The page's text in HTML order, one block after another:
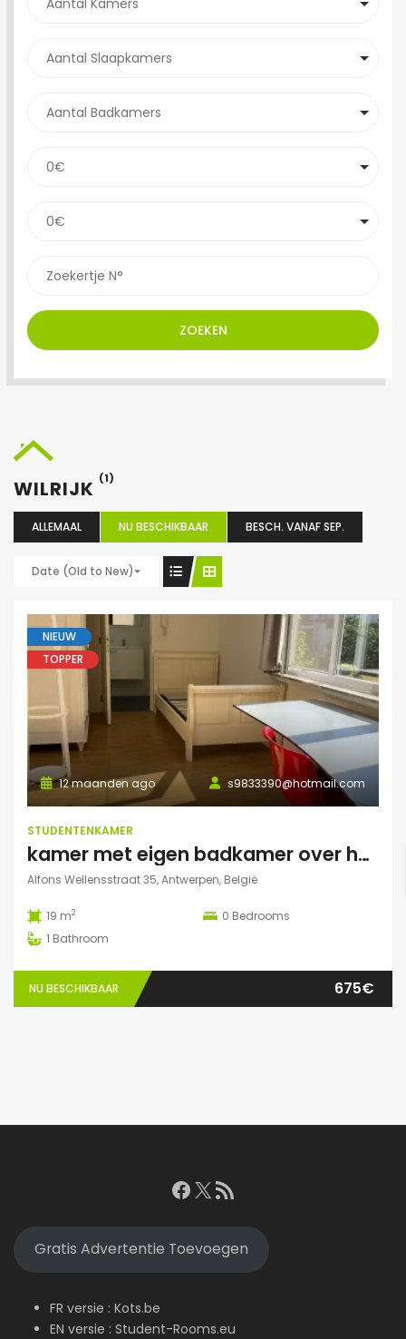
ZOEKEN
WILRIJK (1)
ALLEMAAL NU BESCHIKBAAR BESCH. VANAF SEP.
Date (Old to New)
NIEUW
TOPPER
s9833390@hotmail.com
12 maanden ago
STUDENTENKAMER
kamer met eigen badkamer over het park
Alfons Wellensstraat 35, Antwerpen, België
19 m2 0 Bedrooms
1 Bathroom
NU BESCHIKBAAR 675€
Facebook
X RSS feed
Gratis Advertentie Toevoegen
FR versie : Kots.be
EN versie : Student-Rooms.eu